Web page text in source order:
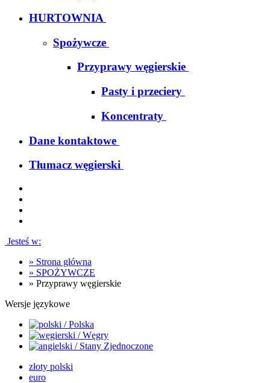
HURTOWNIA
Spożywcze
Przyprawy węgierskie
Pasty i przeciery
Koncentraty
Dane kontaktowe
Tłumacz węgierski
Jesteś w:
» Strona główna
» SPOŻYWCZE
» Przyprawy węgierskie
Wersje językowe
złoty polski
euro